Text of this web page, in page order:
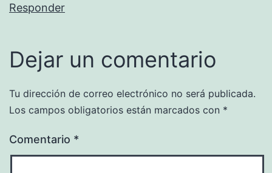
Responder
Dejar un comentario
Tu dirección de correo electrónico no será publicada.
Los campos obligatorios están marcados con *
Comentario *